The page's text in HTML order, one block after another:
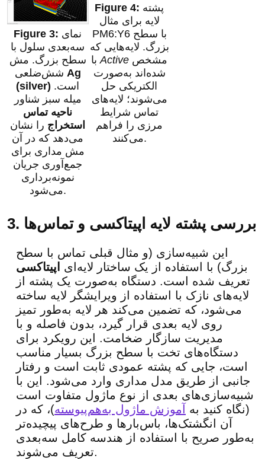
نمای
سه‌بعدی سلول با
سطح بزرگ. مش
Ag
(silver)
میله سبز شناور
ناحیه تماس
استخراج را نشان
می‌دهد که در آن
مش مداری برای
جمع‌آوری جریان
نمونه‌برداری
می‌شود.
پشته
لایه برای مثال
PM6:Y6 با سطح
بزرگ. لایه‌هایی که
باActive
شده‌اند به‌صورت
الکتریکی حل
می‌شوند؛ لایه‌های
تماس شرایط
مرزی را فراهم
می‌کنند.
3. بررسی پشته لایه اپیتاکسی و تماس‌ها
این شبیه‌سازی (و مثال قبلی تماس با سطح
بزرگ) با استفاده از یک ساختار لایه‌ای
اپیتاکسی
تعریف شده است. دستگاه به‌صورت یک پشته از
لایه‌های نازک با استفاده از ویرایشگر لایه ساخته
می‌شود، که تضمین می‌کند هر لایه به‌طور تمیز
روی لایه بعدی قرار گیرد، بدون فاصله و با
مدیریت سازگار ضخامت. این رویکرد برای
دستگاه‌های تخت با سطح بزرگ بسیار مناسب
است، جایی که پشته عمودی ثابت است و رفتار
جانبی از طریق مدل مداری وارد می‌شود. این با
شبیه‌سازی‌های بعدی از نوع ماژول متفاوت است
(نگاه کنید به
آموزش ماژول به‌هم‌پیوسته)، که در
آن انگشتک‌ها، باس‌بارها و طرح‌های پیچیده‌تر
به‌طور صریح با استفاده از هندسه کامل سه‌بعدی
تعریف می‌شوند.